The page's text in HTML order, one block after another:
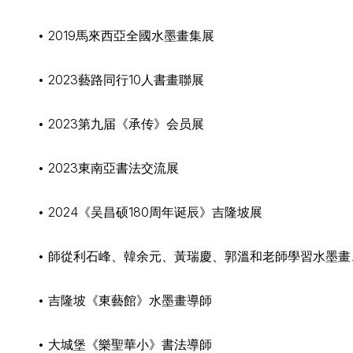
• 2019馬來西亞全國水墨畫集展
• 2023藝路同行10人書畫聯展
• 2023第九届《承传》会员展
• 2023東南亞書法交流展
• 2024《吴昌硕180周年诞辰》吉隆坡展
• 師從利石峰、韓余元、黃瑞慶、郭溫和老師學習水墨
• 吉隆坡《東藝館》水墨畫導師
• 大城堡《樂聖華小》書法導師